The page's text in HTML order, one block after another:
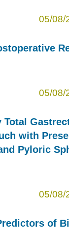
05/08/
05/08/
Total
with
Pyloric
05/08/
of